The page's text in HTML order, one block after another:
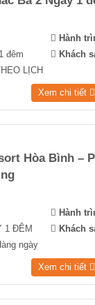
đêm
LỊCH
Hành
Khách
Xem chi tiết
Hòa Bình –
1 ĐÊM
ngày
Hành
Khách
Xem chi tiết